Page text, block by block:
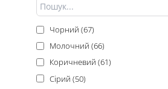
Чорний (67)
Молочний (66)
Коричневий (61)
Сірий (50)